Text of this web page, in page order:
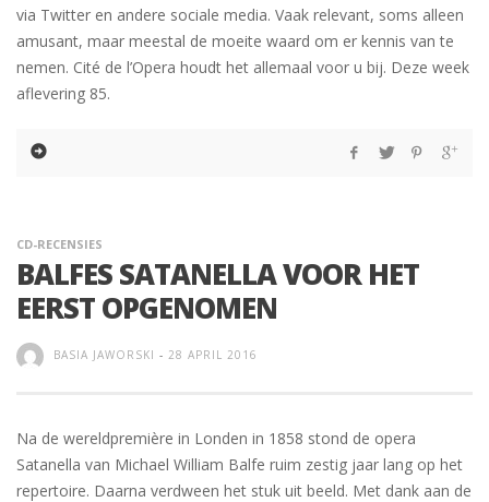
via Twitter en andere sociale media. Vaak relevant, soms alleen
amusant, maar meestal de moeite waard om er kennis van te
nemen. Cité de l’Opera houdt het allemaal voor u bij. Deze week
aflevering 85.
CD-RECENSIES
BALFES SATANELLA VOOR HET
EERST OPGENOMEN
BASIA JAWORSKI - 28 APRIL 2016
Na de wereldpremière in Londen in 1858 stond de opera
Satanella van Michael William Balfe ruim zestig jaar lang op het
repertoire. Daarna verdween het stuk uit beeld. Met dank aan de